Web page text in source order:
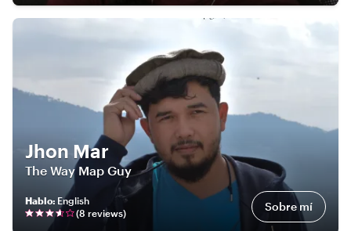
Jhon Mar
The Way Map Guy
Hablo: English
(8 reviews) Sobre mí